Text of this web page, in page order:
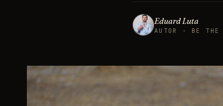
Eduard Luta
AUTOR · BE THE